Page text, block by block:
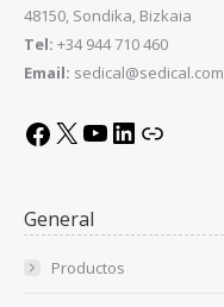
48150, Sondika, Bizkaia
Tel: +34 944 710 460
Email: sedical@sedical.com
Facebook
X YouTubeLinkedIn
General
Productos